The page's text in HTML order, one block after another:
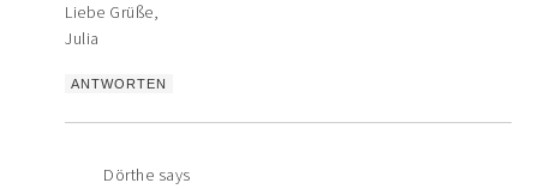
Liebe Grüße,
Julia
ANTWORTEN
Dörthe says